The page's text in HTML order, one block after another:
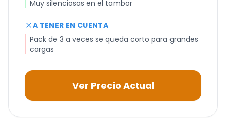
Muy silenciosas en el tambor
A TENER EN CUENTA
Pack de 3 a veces se queda corto para grandes
cargas
Ver Precio Actual